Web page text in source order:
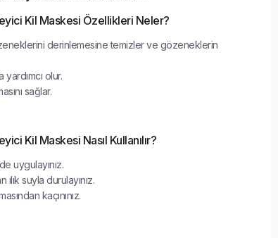
Kil Maskesi Özellikleri Neler?
derinlemesine temizler ve gözeneklerin
yardımcı olur.
sağlar.
Kil Maskesi Nasıl Kullanılır?
uygulayınız.
suyla durulayınız.
kaçınınız.